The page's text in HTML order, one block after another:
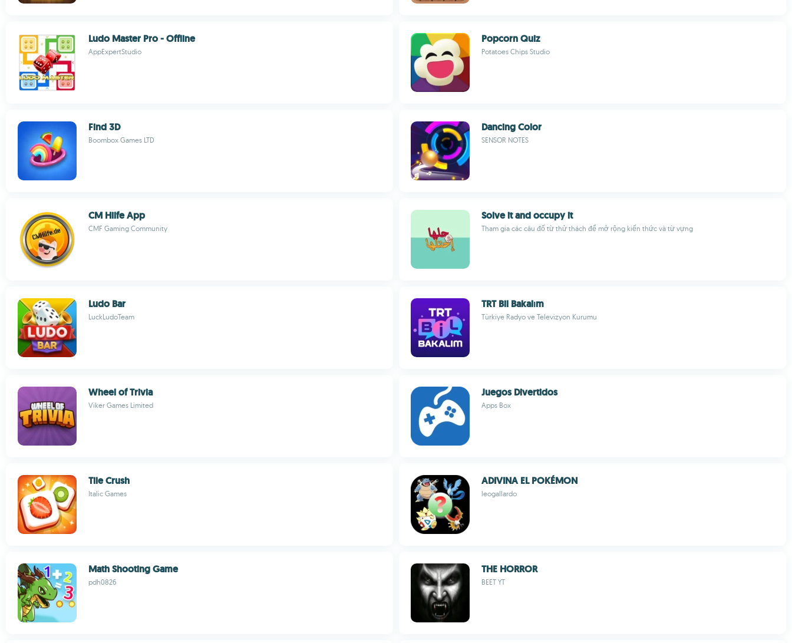
Ludo Master Pro - Offline
AppExpertStudio
Popcorn Quiz
Potatoes Chips Studio
Find 3D
Boombox Games LTD
Dancing Color
SENSOR NOTES
CM Hilfe App
CMF Gaming Community
Solve it and occupy it
Tham gia các câu đố từ thử thách để mở rộng kiến thức và từ vựng
Ludo Bar
LuckLudoTeam
TRT Bil Bakalım
Türkiye Radyo ve Televizyon Kurumu
Wheel of Trivia
Viker Games Limited
Juegos Divertidos
Apps Box
Tile Crush
Italic Games
ADIVINA EL POKÉMON
leogallardo
Math Shooting Game
pdh0826
THE HORROR
BEET YT